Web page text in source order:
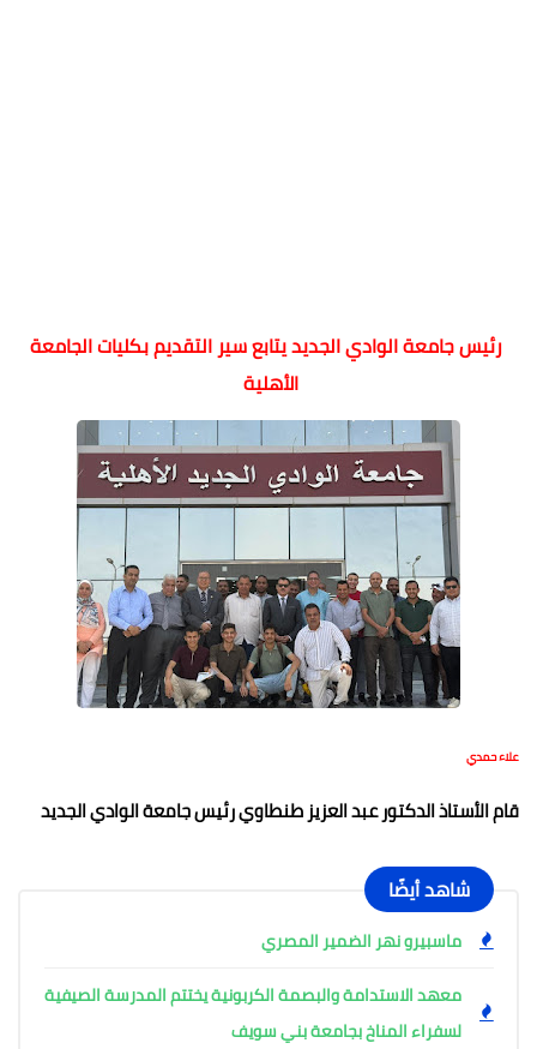
رئيس جامعة الوادي الجديد يتابع سير التقديم بكليات الجامعة
الأهلية
علاء حمدي
قام الأستاذ الدكتور عبد العزيز طنطاوي رئيس جامعة الوادي الجديد
شاهد أيضًا
ماسبيرو نهر الضمير المصري
معهد الاستدامة والبصمة الكربونية يختتم المدرسة الصيفية
لسفراء المناخ بجامعة بني سويف